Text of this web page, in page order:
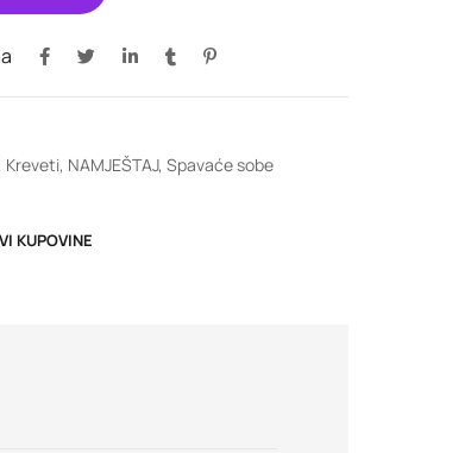
Kreveti, NAMJEŠTAJ, Spavaće sobe
KUPOVINE